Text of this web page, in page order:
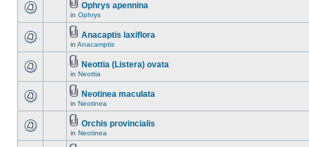
Ophrys apennina
in Ophrys
Anacaptis laxiflora
in Anacamptis
Neottia (Listera) ovata
in Neottia
Neotinea maculata
in Neotinea
Orchis provincialis
in Neotinea